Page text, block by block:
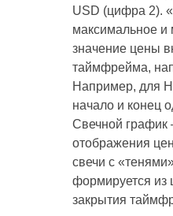
USD (цифра 2).
максимальное и
значение цены
таймфрейма,
Например, для
начало и конец
Свечной
отображения
свечи с
формируется из
закрытия